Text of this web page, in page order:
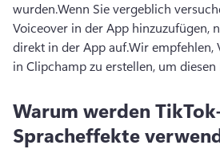
wurden.Wenn Sie vergeblich
Voiceover in der App hinzuzufügen,
direkt in der App auf.Wir empfehlen,
in Clipchamp zu erstellen, um
Warum werden
Spracheffekte